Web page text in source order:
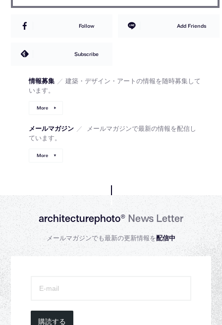
Follow Add Friends
Subscribe
情報募集 ／ 建築・デザイン・アートの情報を随時募集して
います。
More
メールマガジン ／
メールマガジンで最新の情報を配信し
ています。
More
architecturephoto®News Letter
メールマガジンでも最新の更新情報を配信中
購読する